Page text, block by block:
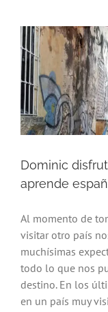
Dominic
aprende
Al momento de
visitar otro país
muchísimas
todo lo que nos
destino. En los
en un país muy